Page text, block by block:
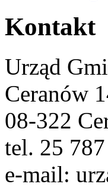
Kontakt
Urząd
Ceranów
08-322
tel. 25
e-mail: